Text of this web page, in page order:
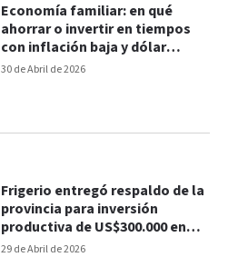
30 de Abril de 2026
Economía familiar: en qué
ahorrar o invertir en tiempos
con inflación baja y dólar
calmado
29 de Abril de 2026
Frigerio entregó respaldo de la
provincia para inversión
productiva de US$300.000 en
Larroque